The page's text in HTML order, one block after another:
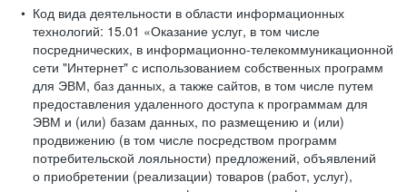
Код вида деятельности в области информационных
технологий: 15.01 «Оказание услуг, в том числе
посреднических, в информационно-телекоммуникационной
сети "Интернет" с использованием собственных программ
для ЭВМ, баз данных, а также сайтов, в том числе путем
предоставления удаленного доступа к программам для
ЭВМ и (или) базам данных, по размещению и (или)
продвижению (в том числе посредством программ
потребительской лояльности) предложений, объявлений
о приобретении (реализации) товаров (работ, услуг),